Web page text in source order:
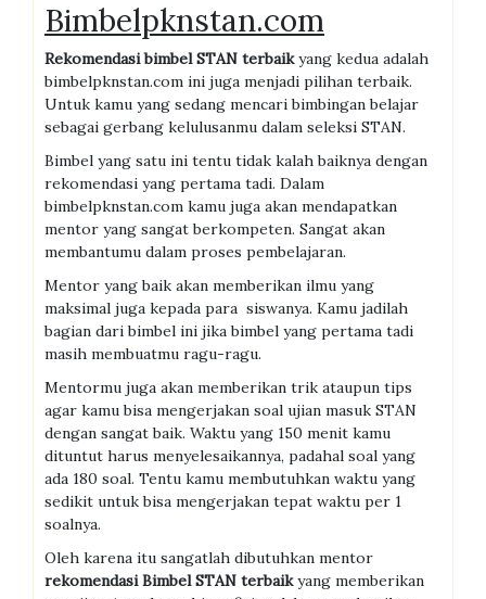
Bimbelpknstan.com
Rekomendasi bimbelSTAN terbaikyang kedua adalah
bimbelpknstan.com ini juga menjadi pilihan terbaik.
Untuk kamu yang sedang mencari bimbingan belajar
sebagai gerbang kelulusanmu dalam seleksi STAN.
Bimbel yang satu ini tentu tidak kalah baiknya dengan
rekomendasi yang pertama tadi. Dalam
bimbelpknstan.com kamu juga akan mendapatkan
mentor yang sangat berkompeten. Sangat akan
membantumu dalam proses pembelajaran.
Mentor yang baik akan memberikan ilmu yang
maksimal juga kepada para siswanya. Kamu jadilah
bagian dari bimbel ini jika bimbel yang pertama tadi
masih membuatmu ragu-ragu.
Mentormu juga akan memberikan trik ataupun tips
agar kamu bisa mengerjakan soal ujian masuk STAN
dengan sangat baik. Waktu yang 150 menit kamu
dituntut harus menyelesaikannya, padahal soal yang
ada 180 soal. Tentu kamu membutuhkan waktu yang
sedikit untuk bisa mengerjakan tepat waktu per 1
soalnya.
Oleh karena itu sangatlah dibutuhkan mentor
rekomendasiBimbelSTAN terbaikyang memberikan